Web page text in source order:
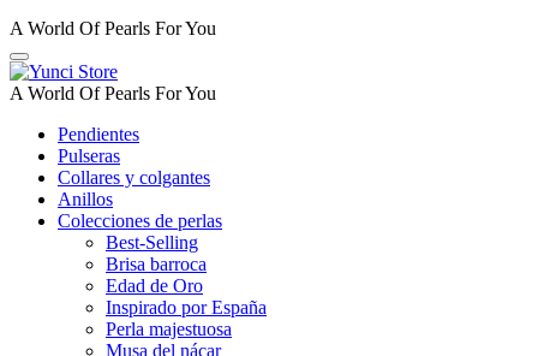
A World Of Pearls For You
A World Of Pearls For You
Pendientes
Pulseras
Collares y colgantes
Anillos
Colecciones de perlas
Best-Selling
Brisa barroca
Edad de Oro
Inspirado por España
Perla majestuosa
Musa del nácar